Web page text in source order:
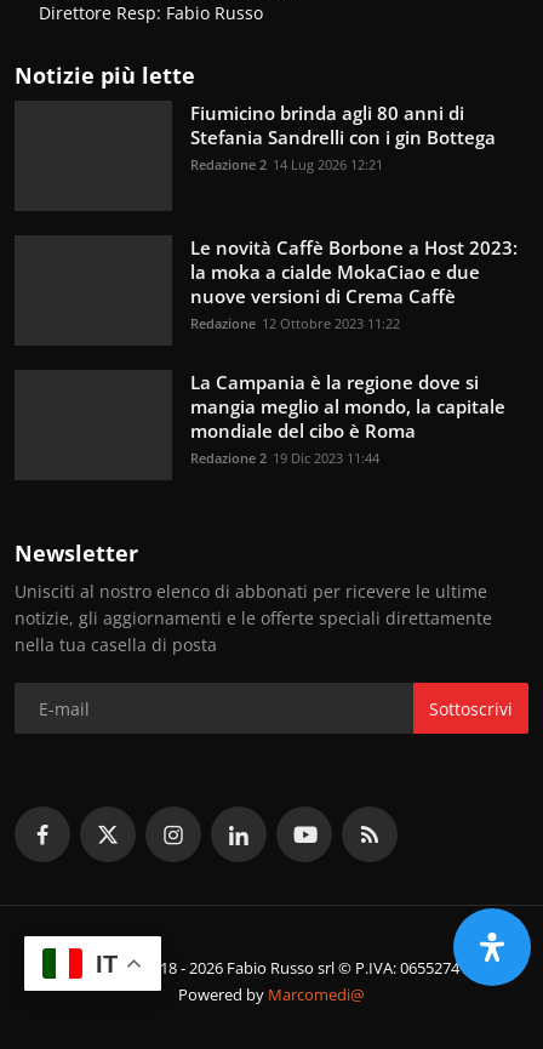
Direttore Resp: Fabio Russo
Notizie più lette
Fiumicino brinda agli 80 anni di
Stefania Sandrelli con i gin Bottega
Redazione 2 14 Lug 2026 12:21
Le novità Caffè Borbone a Host 2023:
la moka a cialde MokaCiao e due
nuove versioni di Crema Caffè
Redazione 12 Ottobre 2023 11:22
La Campania è la regione dove si
mangia meglio al mondo, la capitale
mondiale del cibo è Roma
Redazione 2 19 Dic 2023 11:44
Newsletter
Unisciti al nostro elenco di abbonati per ricevere le ultime
notizie, gli aggiornamenti e le offerte speciali direttamente
nella tua casella di posta
Sottoscrivi
© Copyright 2018 - 2026 Fabio Russo srl © P.IVA: 06552741214
Powered by Marcomedi@
IT